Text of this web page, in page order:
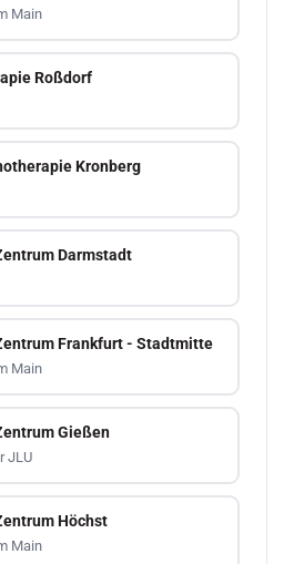
Main
Roßdorf
Kronberg
Darmstadt
Frankfurt - Stadtmitte
Main
Gießen
JLU
Höchst
Main